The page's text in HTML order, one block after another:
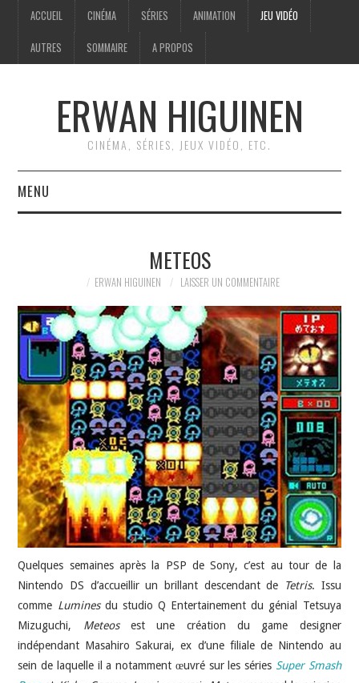
ACCUEIL CINÉMA SÉRIES ANIMATION JEU VIDÉO
AUTRES SOMMAIRE A PROPOS
ERWAN HIGUINEN
CINÉMA, SÉRIES, JEUX VIDÉO, ETC.
MENU
SÉRIES
ANIMATION
JEU VIDÉO
AUTRES
SOMMAIRE
A PROPOS
METEOS
ERWAN HIGUINEN LAISSER UN COMMENTAIRE
Quelques semaines après la PSP de Sony, c’est au tour de la
Nintendo DS d’accueillir un brillant descendant de
Tetris. Issu
comme Luminesdu studio Q Entertainement du génial Tetsuya
Mizuguchi, Meteosest une création du game designer
indépendant Masahiro Sakurai, ex d’une filiale de Nintendo au
sein de laquelle il a notamment œuvré sur les séries Super Smash